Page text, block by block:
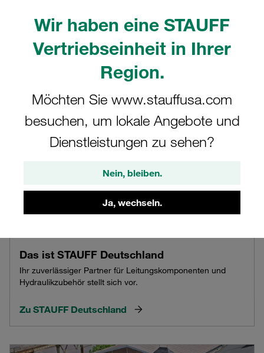
Wir haben eine STAUFF
Vertriebseinheit in Ihrer
Region.
Möchten Sie www.stauffusa.com
besuchen, um lokale Angebote und
Dienstleistungen zu sehen?
Nein, bleiben.
Ja, wechseln.
die industrielle Instandhaltung
Das ist STAUFF Deutschland
Ihr zuverlässiger Partner für Leitungskomponenten und
Hydraulikzubehör stellt sich vor.
Zu STAUFF Deutschland